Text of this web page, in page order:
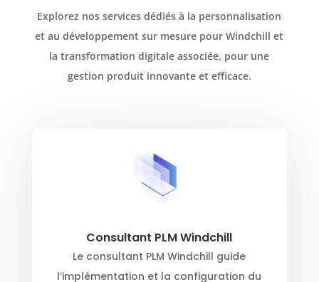
Explorez nos services dédiés à la personnalisation
et au développement sur mesure pour Windchill et
la transformation digitale associée, pour une
gestion produit innovante et efficace.
Consultant PLM Windchill
Le consultant PLM Windchill guide
l’implémentation et la configuration du